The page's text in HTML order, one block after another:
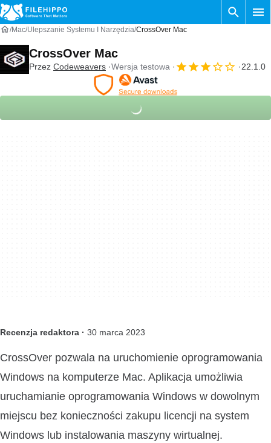
Mac Ulepszanie Systemu I Narzędzia CrossOver Mac
CrossOver Mac
Przez Codeweavers Wersja testowa 22.1.0
Recenzja redaktora · 30 marca 2023
CrossOver pozwala na uruchomienie oprogramowania
Windows na komputerze Mac. Aplikacja umożliwia
uruchamianie oprogramowania Windows w dowolnym
miejscu bez konieczności zakupu licencji na system
Windows lub instalowania maszyny wirtualnej.